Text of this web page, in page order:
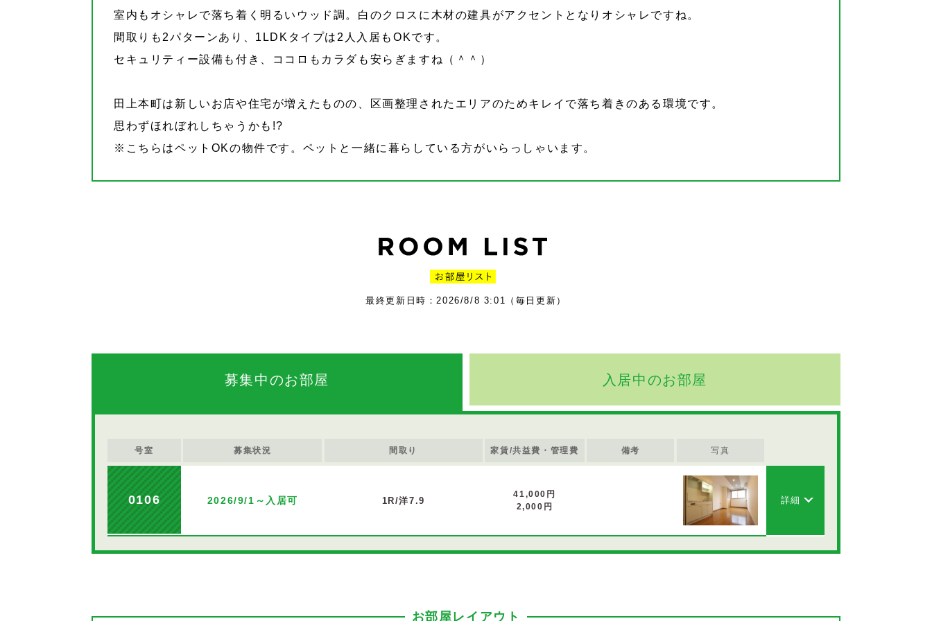
室内もオシャレで落ち着く明るいウッド調。白のクロスに木材の建具がアクセントとなりオシャレですね。
間取りも2パターンあり、1LDKタイプは2人入居もOKです。
セキュリティー設備も付き、ココロもカラダも安らぎますね（＾＾）
田上本町は新しいお店や住宅が増えたものの、区画整理されたエリアのためキレイで落ち着きのある環境です。
思わずほれぼれしちゃうかも!?
※こちらはペットOKの物件です。ペットと一緒に暮らしている方がいらっしゃいます。
最終更新日時：2026/8/8 3:01（毎日更新）
募集中のお部屋 入居中のお部屋
号室 募集状況 間取り 家賃/共益費・管理費 備考 写真
0106 2026/9/1～入居可 1R/洋7.9
41,000円
2,000円
詳細
お部屋レイアウト